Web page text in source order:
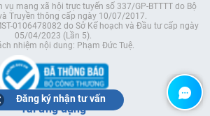
vụ mạng xã hội trực tuyến số 337/GP-BTTTT do Bộ
Truyền thông cấp ngày 10/07/2017.
0106478082 do Sở Kế hoạch và Đầu tư cấp ngày
05/04/2023 (Lần 5).
nhiệm nội dung: Phạm Đức Tuệ.
Tải ứng dụng
Đăng ký nhận tư vấn